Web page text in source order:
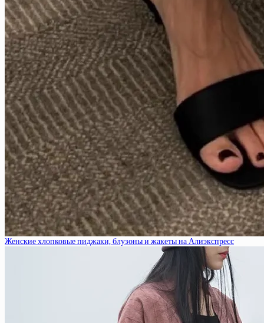
Женские хлопковые пиджаки, блузоны и жакеты на Алиэкспресс